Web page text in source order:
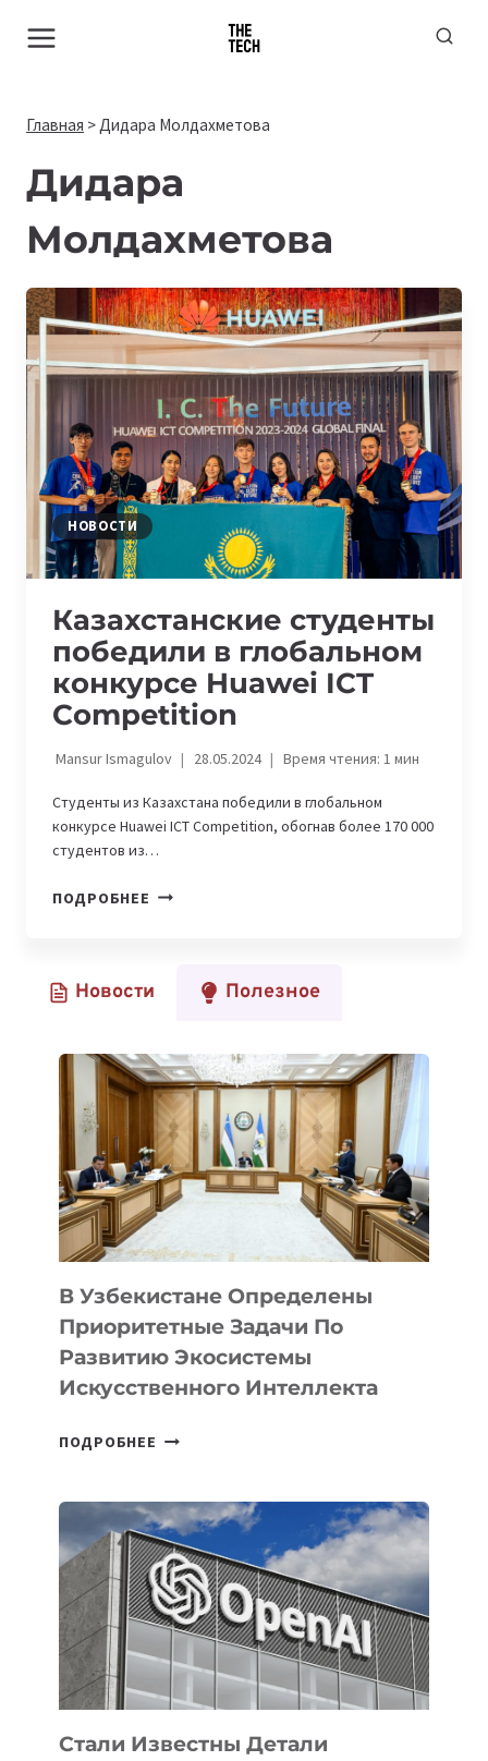
Главная >Дидара Молдахметова
Дидара
Молдахметова
НОВОСТИ
Казахстанские студенты
победили в глобальном
конкурсе Huawei ICT
Competition
Mansur Ismagulov 28.05.2024 Время чтения: 1мин
Студенты из Казахстана победили в глобальном
конкурсе Huawei ICT Competition, обогнав более 170 000
студентов из…
ПОДРОБНЕЕ КАЗАХСТАНСКИЕ
ГЛОБАЛЬНОМ
ICT
COMPETITION
Новости Полезное
В Узбекистане Определены
Приоритетные Задачи По
Развитию Экосистемы
Искусственного Интеллекта
ПОДРОБНЕЕ
ПРИОРИТЕТНЫЕ
ЗАДАЧИ
ПО
РАЗВИТИЮ
ЭКОСИСТЕМЫ
ИСКУССТВЕННОГО
ИНТЕЛЛЕКТА
Стали Известны Детали